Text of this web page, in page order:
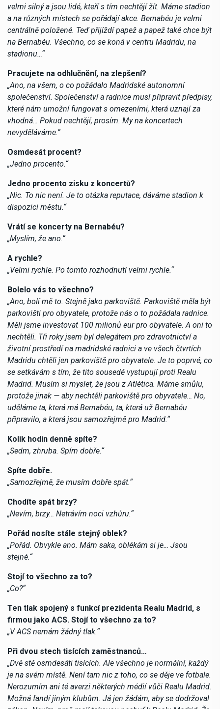
velmi silný a jsou lidé, kteří s tím nechtějí žít. Máme stadion
a na různých místech se pořádají akce. Bernabéu je velmi
centrálně položené. Teď přijíždí papež a papež také chce být
na Bernabéu. Všechno, co se koná v centru Madridu, na
stadionu…“
Pracujete na odhlučnění, na zlepšení?
„Ano, na všem, o co požádalo Madridské autonomní
společenství. Společenství a radnice musí připravit předpisy,
které nám umožní fungovat s omezeními, která uznají za
vhodná… Pokud nechtějí, prosím. My na koncertech
nevyděláváme.“
Osmdesát procent?
„Jedno procento.“
Jedno procento zisku z koncertů?
„Nic. To nic není. Je to otázka reputace, dáváme stadion k
dispozici městu.“
Vrátí se koncerty na Bernabéu?
„Myslím, že ano.“
A rychle?
„Velmi rychle. Po tomto rozhodnutí velmi rychle.“
Bolelo vás to všechno?
„Ano, bolí mě to. Stejně jako parkoviště. Parkoviště měla být
parkovišti pro obyvatele, protože nás o to požádala radnice.
Měli jsme investovat 100 milionů eur pro obyvatele. A oni to
nechtěli. Tři roky jsem byl delegátem pro zdravotnictví a
životní prostředí na madridské radnici a ve všech čtvrtích
Madridu chtěli jen parkoviště pro obyvatele. Je to poprvé, co
se setkávám s tím, že tito sousedé vystupují proti Realu
Madrid. Musím si myslet, že jsou z Atlética. Máme smůlu,
protože jinak — aby nechtěli parkoviště pro obyvatele… No,
uděláme ta, která má Bernabéu, ta, která už Bernabéu
připravilo, a která jsou samozřejmě pro Madrid.“
Kolik hodin denně spíte?
„Sedm, zhruba. Spím dobře.“
Spíte dobře.
„Samozřejmě, že musím dobře spát.“
Chodíte spát brzy?
„Nevím, brzy… Netrávím noci vzhůru.“
Pořád nosíte stále stejný oblek?
„Pořád. Obvykle ano. Mám saka, oblékám si je… Jsou
stejné.“
Stojí to všechno za to?
„Co?“
Ten tlak spojený s funkcí prezidenta Realu Madrid, s
firmou jako ACS. Stojí to všechno za to?
„V ACS nemám žádný tlak.“
Při dvou stech tisících zaměstnanců…
„Dvě stě osmdesáti tisících. Ale všechno je normální, každý
je na svém místě. Není tam nic z toho, co se děje ve fotbale.
Nerozumím ani té averzi některých médií vůči Realu Madrid.
Možná fandí jiným klubům. Já jen žádám, aby se dodržoval